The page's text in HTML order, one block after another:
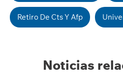
Retiro De Cts Y Afp
Noticias